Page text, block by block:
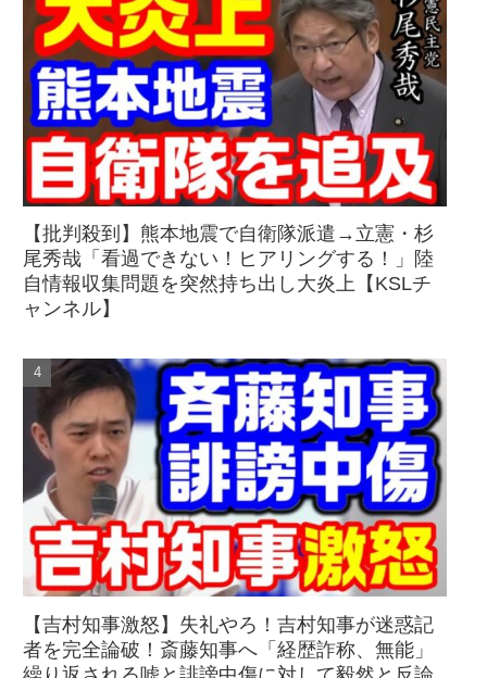
【批判殺到】熊本地震で自衛隊派遣→立憲・杉
尾秀哉「看過できない！ヒアリングする！」陸
自情報収集問題を突然持ち出し大炎上【KSLチ
ャンネル】
【吉村知事激怒】失礼やろ！吉村知事が迷惑記
者を完全論破！斎藤知事へ「経歴詐称、無能」